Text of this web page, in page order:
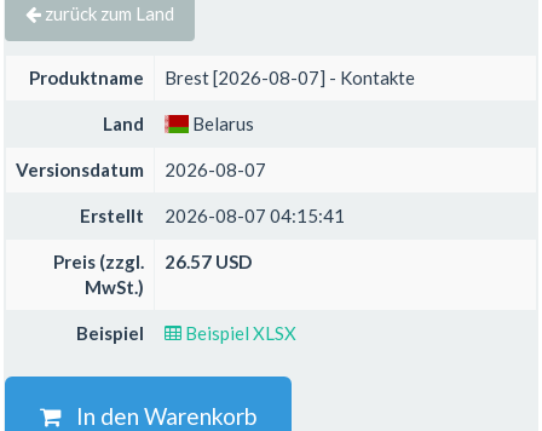
zurück zum Land
Produktname Brest [2026-08-07] - Kontakte
Land Belarus
Versionsdatum 2026-08-07
Erstellt 2026-08-07 04:15:41
Preis (zzgl.
MwSt.)
26.57 USD
Beispiel Beispiel XLSX
In den Warenkorb